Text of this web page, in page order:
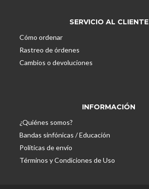
SERVICIO AL CLIENTE
Cómo ordenar
Rastreo de órdenes
Cambios o devoluciones
INFORMACIÓN
¿Quiénes somos?
Bandas sinfónicas / Educación
Políticas de envío
Términos y Condiciones de Uso